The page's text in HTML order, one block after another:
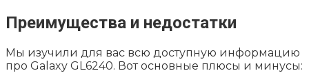
Преимущества и недостатки
Мы изучили для вас всю доступную информацию
про Galaxy GL6240. Вот основные плюсы и минусы: